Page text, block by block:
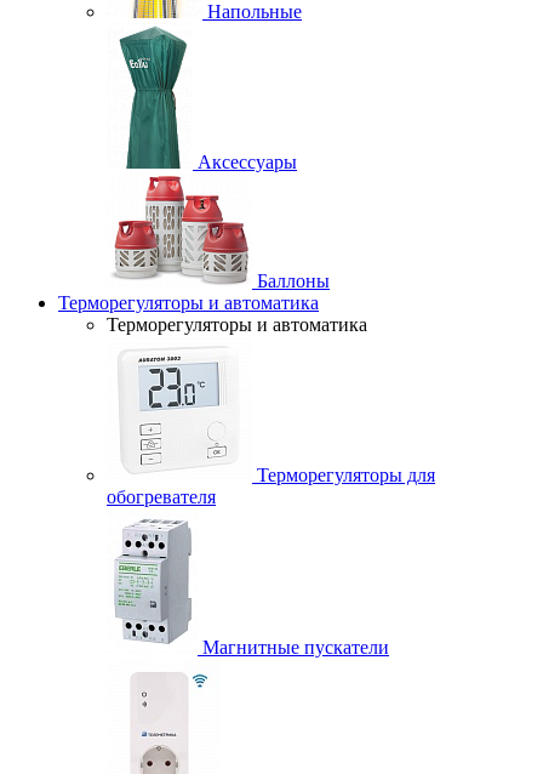
Напольные
Аксессуары
Баллоны
Терморегуляторы и автоматика
Терморегуляторы и автоматика
Терморегуляторы для
обогревателя
Магнитные пускатели